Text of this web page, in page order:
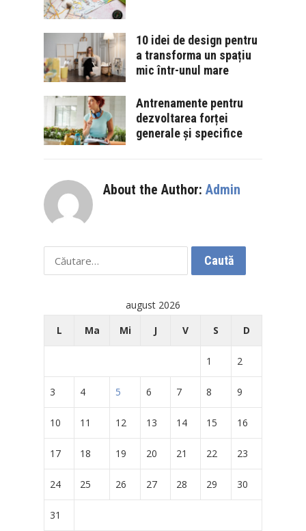
10 idei de design pentru
a transforma un spațiu
mic într-unul mare
Antrenamente pentru
dezvoltarea forței
generale și specifice
About the Author: Admin
Caută
după:
august 2026
L
Ma Mi J V S D
1 2
3 4 5 6 7 8 9
10 11 12 13 14 15 16
17 18 19 20 21 22 23
24 25 26 27 28 29 30
31